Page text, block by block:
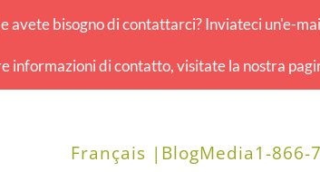
avete bisogno di contattarci? Inviateci un'e-
informazioni di contatto, visitate la nostra
Français | BlogMedia1-866-